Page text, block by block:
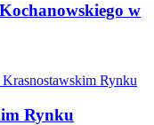
w
Rynku